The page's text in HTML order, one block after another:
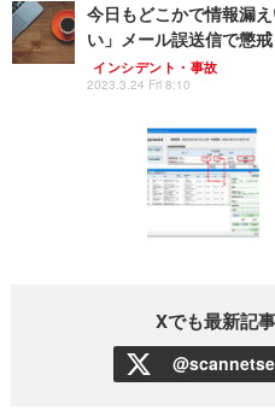
今日もどこかで情報漏
い」メール誤送信で懲
インシデント・事故
2023.3.24 Fri 8:10
Xでも最新記